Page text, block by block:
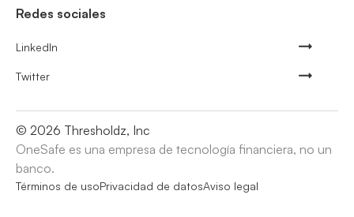
Redes sociales
LinkedIn
Twitter
© 2026 Thresholdz, Inc
OneSafe es una empresa de tecnología financiera, no un
banco.
Términos de usoPrivacidad de datosAviso legal